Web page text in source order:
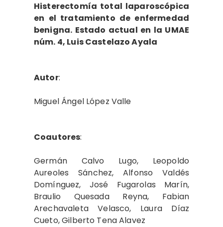
Histerectomía total laparoscópica
en el tratamiento de enfermedad
benigna. Estado actual en la UMAE
núm. 4, Luis Castelazo Ayala
Autor:
Miguel Ángel López Valle
Coautores:
Germán Calvo Lugo, Leopoldo
Aureoles Sánchez, Alfonso Valdés
Domínguez, José Fugarolas Marín,
Braulio Quesada Reyna, Fabian
Arechavaleta Velasco, Laura Díaz
Cueto, Gilberto Tena Alavez